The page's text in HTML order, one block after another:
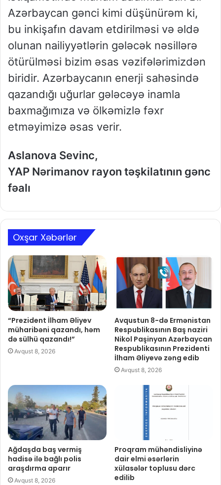
Azərbaycan gənci kimi düşünürəm ki,
bu inkişafın davam etdirilməsi və əldə
olunan nailiyyətlərin gələcək nəsillərə
ötürülməsi bizim əsas vəzifələrimizdən
biridir. Azərbaycanın enerji sahəsində
qazandığı uğurlar gələcəyə inamla
baxmağımıza və ölkəmizlə fəxr
etməyimizə əsas verir.
Aslanova Sevinc,
YAP Nərimanov rayon təşkilatının gənc
fəalı
Oxşar Xəbərlər
“Prezident İlham Əliyev
müharibəni qazandı, həm
də sülhü qazandı!”
Avqust 8, 2026
Avqustun 8-də Ermənistan
Respublikasının Baş naziri
Nikol Paşinyan Azərbaycan
Respublikasının Prezidenti
İlham Əliyevə zəng edib
Avqust 8, 2026
Ağdaşda baş vermiş
hadisə ilə bağlı polis
araşdırma aparır
Avqust 8, 2026
Proqram mühəndisliyinə
dair elmi əsərlərin
xülasələr toplusu dərc
edilib